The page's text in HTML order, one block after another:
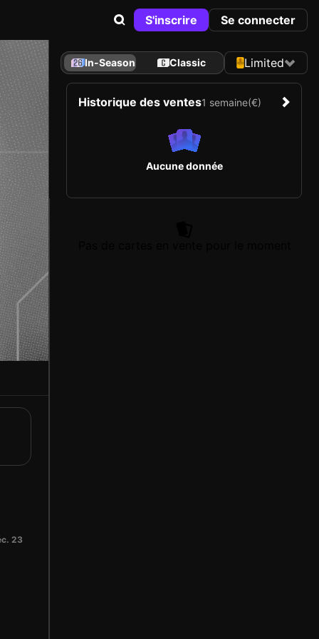
S'inscrire Se connecter
23
In-Season Classic Limited
Historique des ventes1 semaine(€)
Aucune donnée